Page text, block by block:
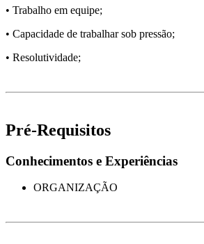
• Trabalho em equipe;
• Capacidade de trabalhar sob pressão;
• Resolutividade;
Pré-Requisitos
Conhecimentos e Experiências
ORGANIZAÇÃO